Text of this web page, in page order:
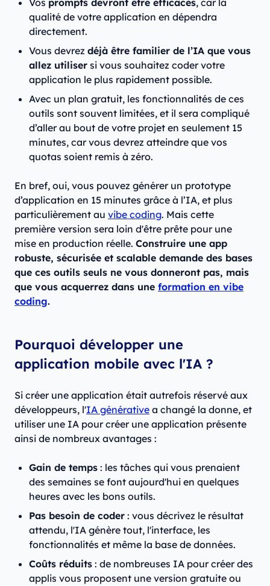
Vos prompts devront être efficaces, car la
qualité de votre application en dépendra
directement.
Vous devrez déjà être familier de l’IA que vous
allez utiliser si vous souhaitez coder votre
application le plus rapidement possible.
Avec un plan gratuit, les fonctionnalités de ces
outils sont souvent limitées, et il sera compliqué
d’aller au bout de votre projet en seulement 15
minutes, car vous devrez atteindre que vos
quotas soient remis à zéro.
En bref, oui, vous pouvez générer un prototype
d’application en 15 minutes grâce à l’IA, et plus
particulièrement au vibe coding. Mais cette
première version sera loin d'être prête pour une
mise en production réelle. Construire une app
robuste, sécurisée et scalable demande des bases
que ces outils seuls ne vous donneront pas, mais
que vous acquerrez dans une formation en vibe
coding.
Pourquoi développer une
application mobile avec l'IA ?
Si créer une application était autrefois réservé aux
développeurs, l'IA générative a changé la donne, et
utiliser une IA pour créer une application présente
ainsi de nombreux avantages :
Gain de temps : les tâches qui vous prenaient
des semaines se font aujourd'hui en quelques
heures avec les bons outils.
Pas besoin de coder : vous décrivez le résultat
attendu, l'IA génère tout, l'interface, les
fonctionnalités et même la base de données.
Coûts réduits : de nombreuses IA pour créer des
applis vous proposent une version gratuite ou